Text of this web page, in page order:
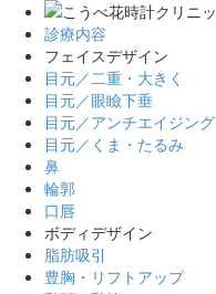
診療内容
フェイスデザイン
目元／二重・大きく
目元／眼瞼下垂
目元／アンチエイジング
目元／くま・たるみ
鼻
輪郭
口唇
ボディデザイン
脂肪吸引
豊胸・リフトアップ